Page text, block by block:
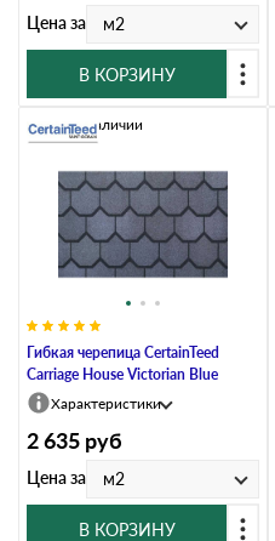
Цена за м2
В КОРЗИНУ
Гибкая черепица CertainTeed
Carriage House Victorian Blue
Нет в наличии
Характеристики
2 635 руб
Цена за м2
В КОРЗИНУ